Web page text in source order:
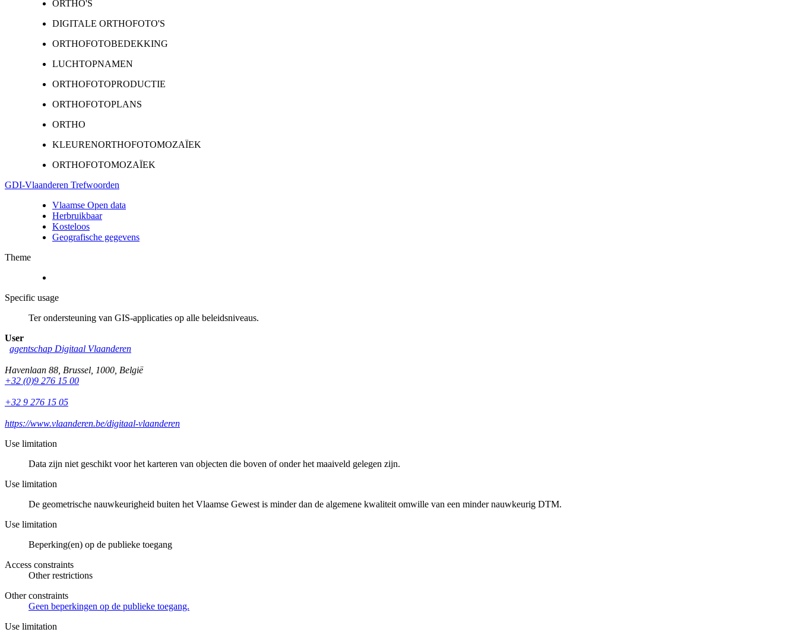
ORTHO'S
DIGITALE ORTHOFOTO'S
ORTHOFOTOBEDEKKING
LUCHTOPNAMEN
ORTHOFOTOPRODUCTIE
ORTHOFOTOPLANS
ORTHO
KLEURENORTHOFOTOMOZAÏEK
ORTHOFOTOMOZAÏEK
GDI-Vlaanderen Trefwoorden
Vlaamse Open data
Herbruikbaar
Kosteloos
Geografische gegevens
Theme
Specific usage
Ter ondersteuning van GIS-applicaties op alle beleidsniveaus.
User
agentschap Digitaal Vlaanderen
Havenlaan 88 Brussel 1000 België
+32 (0)9 276 15 00
+32 9 276 15 05
https://www.vlaanderen.be/digitaal-vlaanderen
Use limitation
Data zijn niet geschikt voor het karteren van objecten die boven of onder het maaiveld gelegen zijn.
Use limitation
De geometrische nauwkeurigheid buiten het Vlaamse Gewest is minder dan de algemene kwaliteit omwille van een minder nauwkeurig DTM.
Use limitation
Beperking(en) op de publieke toegang
Access constraints
Other restrictions
Other constraints
Geen beperkingen op de publieke toegang.
Use limitation